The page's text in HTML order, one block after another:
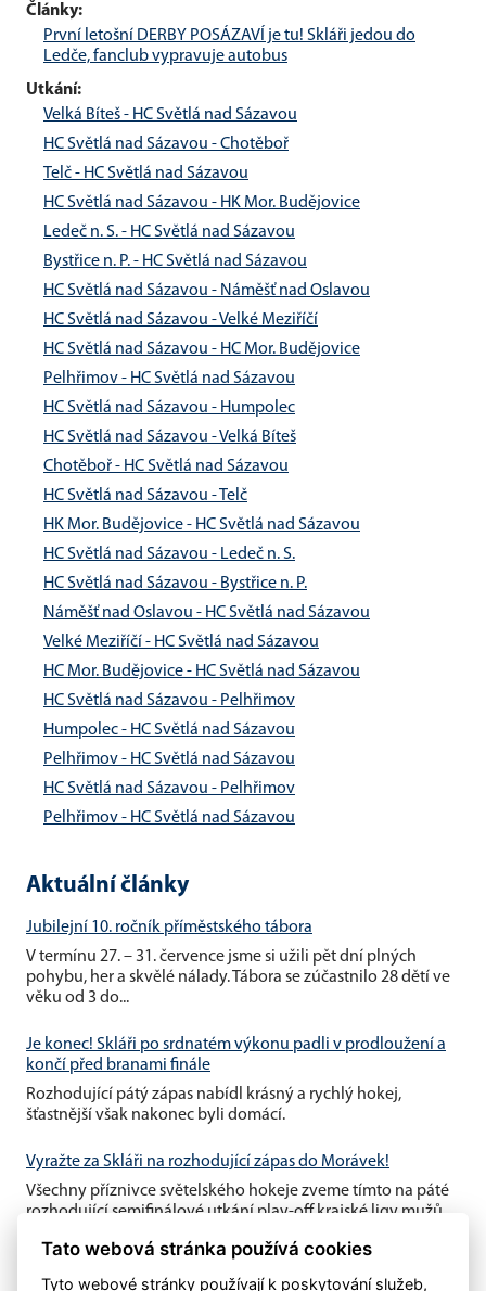
Články:
První letošní DERBY POSÁZAVÍ je tu! Skláři jedou do
Ledče, fanclub vypravuje autobus
Utkání:
Velká Bíteš - HC Světlá nad Sázavou
HC Světlá nad Sázavou - Chotěboř
Telč - HC Světlá nad Sázavou
HC Světlá nad Sázavou - HK Mor. Budějovice
Ledeč n. S. - HC Světlá nad Sázavou
Bystřice n. P. - HC Světlá nad Sázavou
HC Světlá nad Sázavou - Náměšť nad Oslavou
HC Světlá nad Sázavou - Velké Meziříčí
HC Světlá nad Sázavou - HC Mor. Budějovice
Pelhřimov - HC Světlá nad Sázavou
HC Světlá nad Sázavou - Humpolec
HC Světlá nad Sázavou - Velká Bíteš
Chotěboř - HC Světlá nad Sázavou
HC Světlá nad Sázavou - Telč
HK Mor. Budějovice - HC Světlá nad Sázavou
HC Světlá nad Sázavou - Ledeč n. S.
HC Světlá nad Sázavou - Bystřice n. P.
Náměšť nad Oslavou - HC Světlá nad Sázavou
Velké Meziříčí - HC Světlá nad Sázavou
HC Mor. Budějovice - HC Světlá nad Sázavou
HC Světlá nad Sázavou - Pelhřimov
Humpolec - HC Světlá nad Sázavou
Pelhřimov - HC Světlá nad Sázavou
HC Světlá nad Sázavou - Pelhřimov
Pelhřimov - HC Světlá nad Sázavou
Aktuální články
Jubilejní 10. ročník příměstského tábora
V termínu 27. – 31. července jsme si užili pět dní plných
pohybu, her a skvělé nálady. Tábora se zúčastnilo 28 dětí ve
věku od 3 do...
Je konec! Skláři po srdnatém výkonu padli v prodloužení a
končí před branami finále
Rozhodující pátý zápas nabídl krásný a rychlý hokej,
šťastnější však nakonec byli domácí.
Vyražte za Skláři na rozhodující zápas do Morávek!
Všechny příznivce světelského hokeje zveme tímto na páté
rozhodující semifinálové utkání play-off krajské ligy mužů,
Tato webová stránka používá cookies
Tyto webové stránky používají k poskytování služeb,